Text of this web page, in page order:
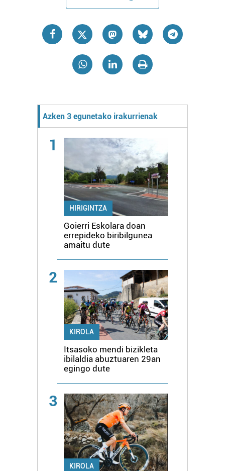
Azken 3 egunetako irakurrienak
1
HIRIGINTZA
Goierri Eskolara doan
errepideko biribilgunea
amaitu dute
2
KIROLA
Itsasoko mendi bizikleta
ibilaldia abuztuaren 29an
egingo dute
3
KIROLA